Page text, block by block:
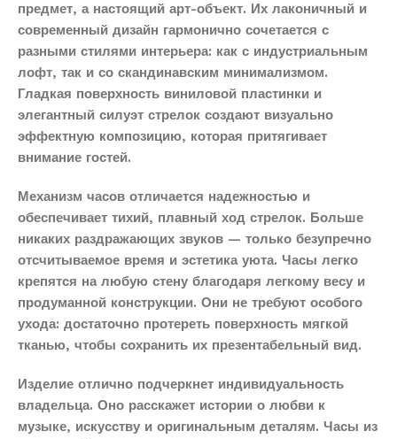
предмет, а настоящий арт-объект. Их лаконичный и
современный дизайн гармонично сочетается с
разными стилями интерьера: как с индустриальным
лофт, так и со скандинавским минимализмом.
Гладкая поверхность виниловой пластинки и
элегантный силуэт стрелок создают визуально
эффектную композицию, которая притягивает
внимание гостей.
Механизм часов отличается надежностью и
обеспечивает тихий, плавный ход стрелок. Больше
никаких раздражающих звуков — только безупречно
отсчитываемое время и эстетика уюта. Часы легко
крепятся на любую стену благодаря легкому весу и
продуманной конструкции. Они не требуют особого
ухода: достаточно протереть поверхность мягкой
тканью, чтобы сохранить их презентабельный вид.
Изделие отлично подчеркнет индивидуальность
владельца. Оно расскажет истории о любви к
музыке, искусству и оригинальным деталям. Часы из